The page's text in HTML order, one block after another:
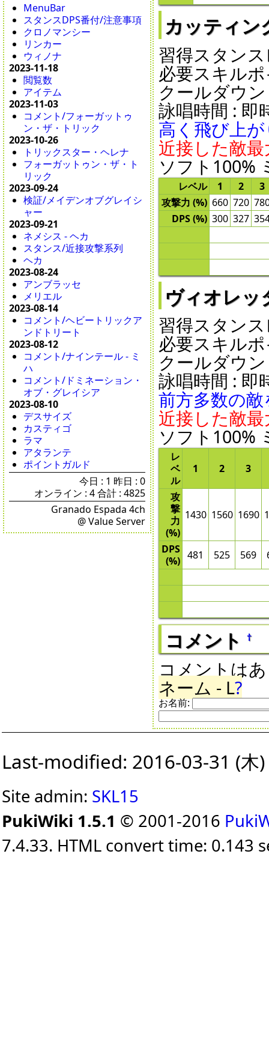
MenuBar
スタンスDPS番付/注意事項
クロノマンシー
リンカー
ウィノナ
2023-11-18
閲覧数
アイテム
2023-11-03
コメント/フォーガットゥ
ン・ザ・トリック
2023-10-26
トリックスター・ヘレナ
フォーガットゥン・ザ・ト
リック
2023-09-24
検証/メイデンオブグレイシ
ャー
2023-09-21
ネメシス - ヘカ
スタンス/近接攻撃系列
ヘカ
2023-08-24
アンブラッセ
メリエル
2023-08-14
コメント/ヘビートリックア
ンドトリート
2023-08-12
コメント/ナインテール - ミ
ハ
コメント/ドミネーション・
オブ・グレイシア
2023-08-10
デスサイズ
カスティゴ
ラマ
アタランテ
ポイントガルド
今日 : 1 昨日 : 0
オンライン : 4 合計 : 4825
Granado Espada 4ch
@ Value Server
カッティ
習得スタン
必要スキル
クールダウ
詠唱時間 : 即
高く飛び上
近接した敵
ソフト100%
レベル 1 2
3
攻撃力 (%) 660 720
DPS (%) 300 327
ヴィオレ
習得スタン
必要スキル
クールダウ
詠唱時間 : 即
前方多数の
近接した敵
ソフト100%
レ
ベ
ル
1 2 3
攻
撃
力
(%)
1430 1560 1690
DPS
(%) 481 525 569
コメント †
コメントは
ネーム - L?
お名前:
Last-modified: 2016-03-31 (木
Site admin: SKL15
PukiWiki 1.5.1 © 2001-2016
7.4.33. HTML convert time: 0.143